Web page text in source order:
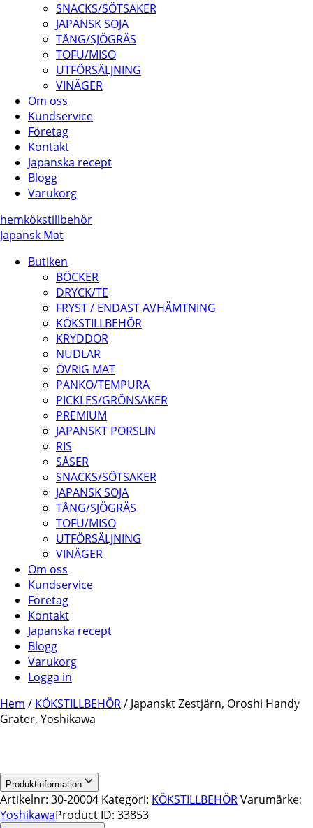
SNACKS/SÖTSAKER
JAPANSK SOJA
TÅNG/SJÖGRÄS
TOFU/MISO
UTFÖRSÄLJNING
VINÄGER
Om oss
Kundservice
Företag
Kontakt
Japanska recept
Blogg
Varukorg
hemkökstillbehör
Japansk Mat
Butiken
BÖCKER
DRYCK/TE
FRYST / ENDAST AVHÄMTNING
KÖKSTILLBEHÖR
KRYDDOR
NUDLAR
ÖVRIG MAT
PANKO/TEMPURA
PICKLES/GRÖNSAKER
PREMIUM
JAPANSKT PORSLIN
RIS
SÅSER
SNACKS/SÖTSAKER
JAPANSK SOJA
TÅNG/SJÖGRÄS
TOFU/MISO
UTFÖRSÄLJNING
VINÄGER
Om oss
Kundservice
Företag
Kontakt
Japanska recept
Blogg
Varukorg
Logga in
Hem / KÖKSTILLBEHÖR/ Japanskt Zestjärn, Oroshi Handy
Grater, Yoshikawa
Produktinformation
Artikelnr: 30-20004 Kategori: KÖKSTILLBEHÖRVarumärke:
YoshikawaProduct ID: 33853